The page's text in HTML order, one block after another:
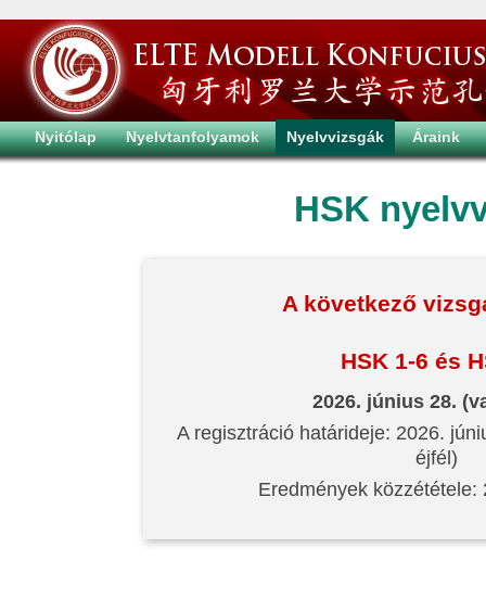
Nyitólap Nyelvtanfolyamok Nyelvvizsgák Áraink
HSK
A következő
HSK 1-6 és
2026. június 28.
A regisztráció határideje: 2026.
éjfél)
Eredmények közzététele: